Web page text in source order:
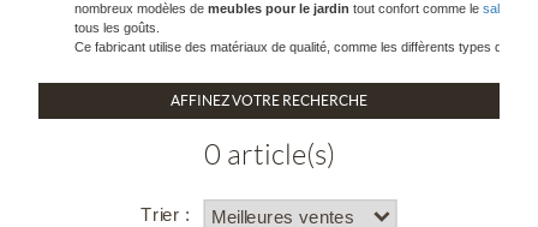
nombreux modèles demeubles pour le jardin tout confort comme lesalon de
tous les goûts.
Ce fabricant utilise des matériaux de qualité, comme les diffèrents types de
AFFINEZ VOTRE RECHERCHE
0 article(s)
Trier :